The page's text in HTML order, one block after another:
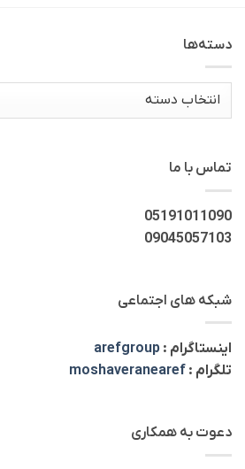
دسته‌ها
دسته‌ها
تماس با ما
05191011090
09045057103
شبکه های اجتماعی
اینستاگرام : arefgroup
تلگرام : moshaveranearef
دعوت به همکاری